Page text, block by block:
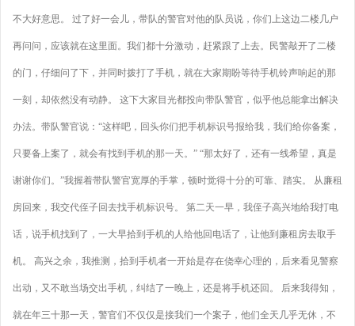
不大好意思。 过了好一会儿，带队的警官对他的队员说，你们上这边二楼几户
再问问，应该就在这里面。我们都十分激动，赶紧跟了上去。民警敲开了二楼
的门，仔细问了下，并同时拨打了手机，就在大家期盼等待手机铃声响起的那
一刻，却依然没有动静。 这下大家目光都投向带队警官，似乎他总能拿出解决
办法。带队警官说：“这样吧，回头你们把手机标识号报给我，我们给你备案，
只要备上案了，就会有找到手机的那一天。” “那太好了，还有一线希望，真是
谢谢你们。”我握着带队警官宽厚的手掌，顿时觉得十分的可靠、踏实。 从廉租
房回来，我交代侄子回去找手机标识号。 第二天一早，我侄子高兴地给我打电
话，说手机找到了，一大早拾到手机的人给他回电话了，让他到廉租房去取手
机。 高兴之余，我推测，拾到手机者一开始是存在侥幸心理的，后来看见警察
出动，又不敢当场交出手机，纠结了一晚上，还是将手机还回。 后来我得知，
就在年三十那一天，警官们不仅仅是接我们一个案子，他们全天几乎无休，不